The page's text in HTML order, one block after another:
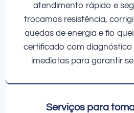
atendimento rápido e
trocamos resistência,
quedas de energia e fio
certificado com diagnóstico
imediatas para garantir
Serviços para